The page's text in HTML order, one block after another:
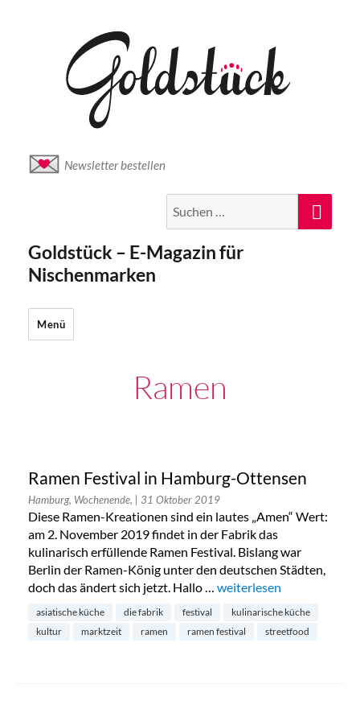
Newsletter bestellen
nach:
Goldstück – E-Magazin für
Nischenmarken
Menü
Ramen
Ramen Festival in Hamburg-Ottensen
Hamburg, Wochenende, | 31 Oktober 2019
Diese Ramen-Kreationen sind ein lautes „Amen“ Wert:
am 2. November 2019 findet in der Fabrik das
kulinarisch erfüllende Ramen Festival. Bislang war
Berlin der Ramen-König unter den deutschen Städten,
doch das ändert sich jetzt. Hallo … „Ramen Festival in
weiterlesen
asiatische küche die fabrik festival
kulinarische küche
kultur
marktzeit ramen ramen festival streetfood